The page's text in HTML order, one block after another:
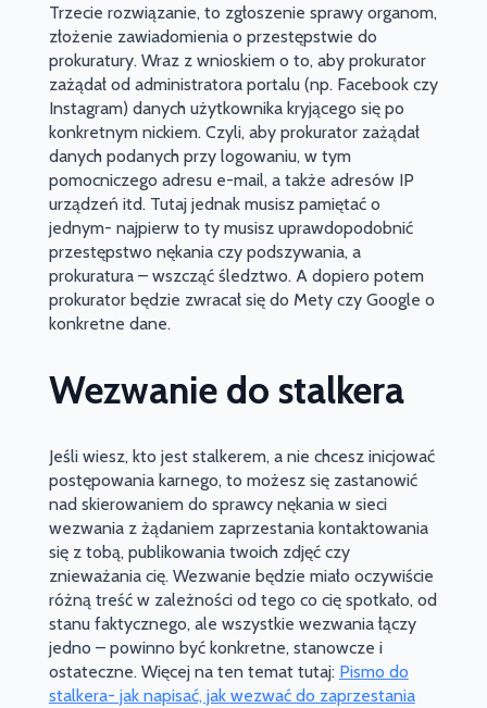
Trzecie rozwiązanie, to zgłoszenie sprawy organom,
złożenie zawiadomienia o przestępstwie do
prokuratury. Wraz z wnioskiem o to, aby prokurator
zażądał od administratora portalu (np. Facebook czy
Instagram) danych użytkownika kryjącego się po
konkretnym nickiem. Czyli, aby prokurator zażądał
danych podanych przy logowaniu, w tym
pomocniczego adresu e-mail, a także adresów IP
urządzeń itd. Tutaj jednak musisz pamiętać o
jednym- najpierw to ty musisz uprawdopodobnić
przestępstwo nękania czy podszywania, a
prokuratura – wszcząć śledztwo. A dopiero potem
prokurator będzie zwracał się do Mety czy Google o
konkretne dane.
Wezwanie do stalkera
Jeśli wiesz, kto jest stalkerem, a nie chcesz inicjować
postępowania karnego, to możesz się zastanowić
nad skierowaniem do sprawcy nękania w sieci
wezwania z żądaniem zaprzestania kontaktowania
się z tobą, publikowania twoich zdjęć czy
znieważania cię. Wezwanie będzie miało oczywiście
różną treść w zależności od tego co cię spotkało, od
stanu faktycznego, ale wszystkie wezwania łączy
jedno – powinno być konkretne, stanowcze i
ostateczne. Więcej na ten temat tutaj: Pismo do
stalkera- jak napisać, jak wezwać do zaprzestania